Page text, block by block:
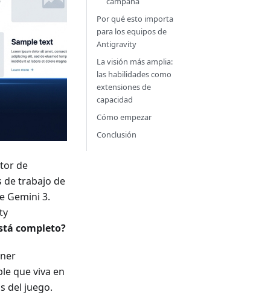
de
de trabajo de
Gemini 3.
completo?
que viva en
del juego.
Por qué esto importa
para los equipos de
Antigravity
La visión más amplia:
las habilidades como
extensiones de
capacidad
Cómo empezar
Conclusión